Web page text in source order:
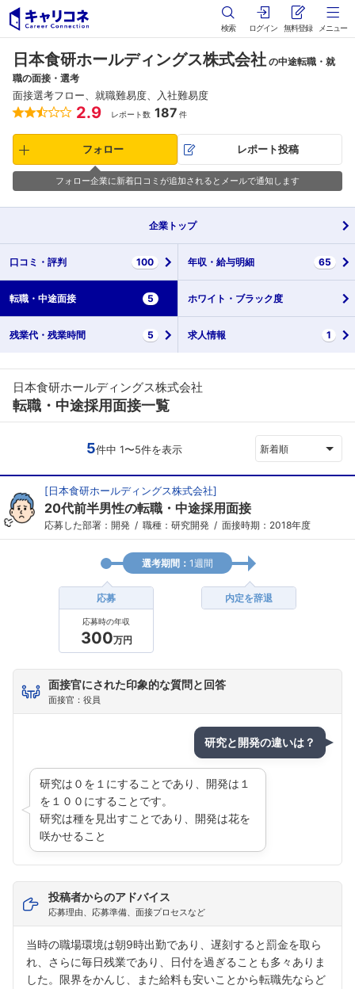
検索 ログイン 無料登録 メニュー
日本食研ホールディングス株式会社 の中途転職・就
職の面接・選考
面接選考フロー、就職難易度、入社難易度
2.9 レポート数 187 件
フォロー レポート投稿
フォロー企業に新着口コミが追加されるとメールで通知します
企業 トップ
口コミ・ 評判 100 年収・ 給与明細 65
転職・ 中途面接 5 ホワイト・ ブラック度
残業代・ 残業時間 5 求人情報 1
日本食研ホールディングス株式会社
転職・中途採用面接一覧
5件中 1〜5件を表示 新着順
[日本食研ホールディングス株式会社]
20代前半男性の転職・中途採用面接
応募した部署：開発 職種：研究開発 面接時期：2018年度
選考期間： 1週間
応募
応募時の年収
300万円
内定を辞退
面接官にされた印象的な質問と回答
面接官：役員
研究と開発の違いは？
研究は０を１にすることであり、開発は１
を１００にすることです。
研究は種を見出すことであり、開発は花を
咲かせること
投稿者からのアドバイス
応募理由、応募準備、面接プロセスなど
当時の職場環境は朝9時出勤であり、遅刻すると罰金を取ら
れ、さらに毎日残業であり、日付を過ぎることも多々ありま
した。限界をかんじ、また給料も安いことから転職先ならど